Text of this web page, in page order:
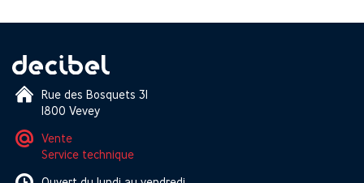
Rue des Bosquets 31
1800 Vevey
Vente
Service technique